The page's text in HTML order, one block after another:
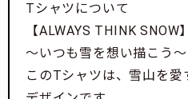
Tシャツについて
【ALWAYS THINK SNOW】
～いつも雪を想い描こう～
このTシャツは、雪山を